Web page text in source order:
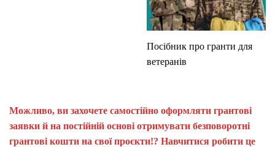
Посібник про гранти для
ветеранів
Можливо, ви захочете самостійно оформляти грантові
заявки й на постійній основі отримувати безповоротні
грантові кошти на свої проєкти!? Навчитися робити це